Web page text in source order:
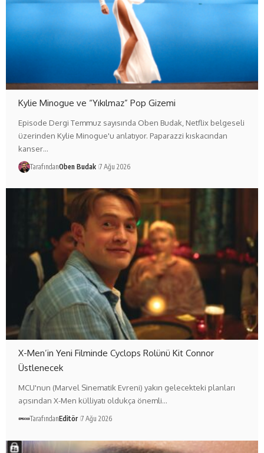
Kylie Minogue ve “Yıkılmaz” Pop Gizemi
Episode Dergi Temmuz sayısında Oben Budak, Netflix belgeseli
üzerinden Kylie Minogue'u anlatıyor. Paparazzi kıskacından
kanser…
TarafındanOben Budak 7 Ağu 2026
X-Men’in Yeni Filminde Cyclops Rolünü Kit Connor
Üstlenecek
MCU'nun (Marvel Sinematik Evreni) yakın gelecekteki planları
açısından X-Men külliyatı oldukça önemli…
TarafındanEditör 7 Ağu 2026